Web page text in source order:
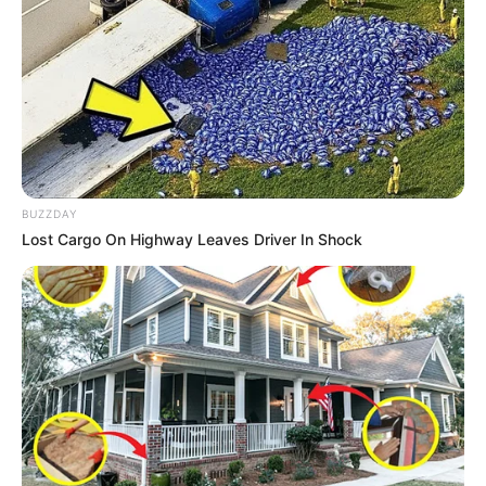
Ponteira de lápis
E muitas outras ideias
Qual é a resina que se usa para fazer
artesanato?
BUZZDAY
Lost Cargo On Highway Leaves Driver In Shock